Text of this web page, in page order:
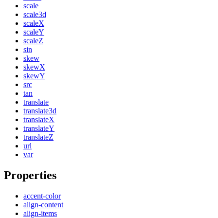
scale
scale3d
scaleX
scaleY
scaleZ
sin
skew
skewX
skewY
src
tan
translate
translate3d
translateX
translateY
translateZ
url
var
Properties
accent-color
align-content
align-items